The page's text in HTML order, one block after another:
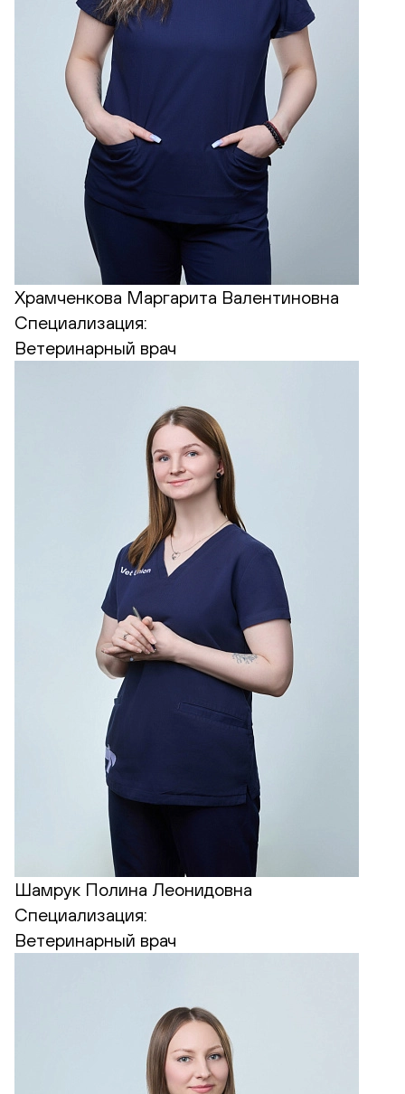
Храмченкова Маргарита Валентиновна
Специализация:
Ветеринарный врач
Шамрук Полина Леонидовна
Специализация:
Ветеринарный врач